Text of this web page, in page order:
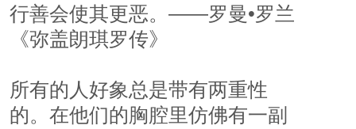
行善会使其更恶。——罗曼•罗兰
《弥盖朗琪罗传》
所有的人好象总是带有两重性
的。在他们的胸腔里仿佛有一副